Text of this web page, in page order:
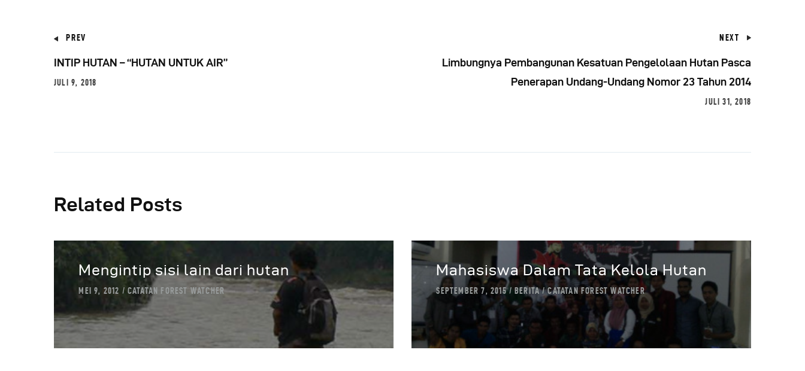
PREV
INTIP HUTAN – “HUTAN UNTUK AIR”
JULI 9, 2018
NEXT
Limbungnya Pembangunan Kesatuan Pengelolaan Hutan Pasca
Penerapan Undang-Undang Nomor 23 Tahun 2014
JULI 31, 2018
Related Posts
Mengintip sisi lain dari hutan
MEI 9, 2012 CATATAN FOREST WATCHER
Mahasiswa Dalam Tata Kelola Hutan
SEPTEMBER 7, 2015 BERITA CATATAN FOREST WATCHER